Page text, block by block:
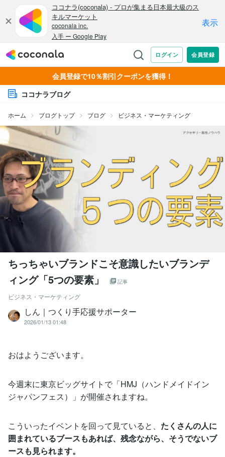
会員登録で10％割引クーポンを獲得！
ココナラブログ
ホーム ブログトップ ブログ ビジネス・マーケティング
ちっちゃいブランドこそ意識したいブランデ
ィング「5つの要素」
記事
ビジネス・マーケティング
しん｜つくり手応援サポーター
2026/01/13 01:48
おはようございます。
今週末に東京ビッグサイトで「HMJ（ハンドメイドイン
ジャパンフェス）」が開催されますね。
こういったイベントを回って見ていると、 たくさんの人に
囲まれているブースもあれば、残念ながら、そうでないブ
ースも見られます。